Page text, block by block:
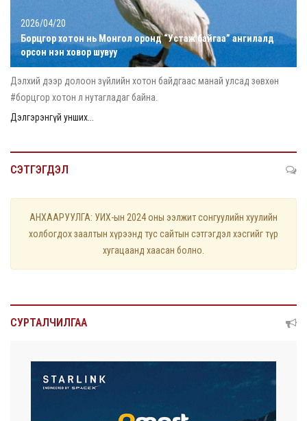
2026/04/20
Борцгор хотон нь Монгол оронд “Устаж байгаа” ангилалд
орсон нэн ховор шувуу
Дэлхий дээр долоон зүйлийн хотон байдгаас манай улсад зөвхөн
#борцгор хотон л нутагладаг байна.
Дэлгэрэнгүй унших...
СЭТГЭГДЭЛ
АНХААРУУЛГА: УИХ-ын 2024 оны ээлжит сонгуулийн хуулийн
холбогдох заалтын хүрээнд тус сайтын сэтгэгдэл хэсгийг түр
хугацаанд хаасан болно.
СУРТАЛЧИЛГАА